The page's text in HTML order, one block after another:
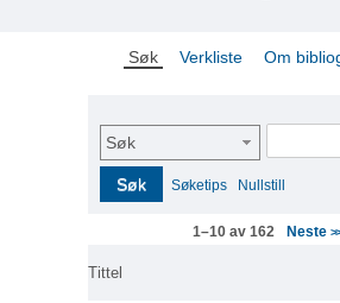
Søk Verkliste Om
Søk
Søk Søketips Nullstill
1–10 av 162 Neste >>
Tittel